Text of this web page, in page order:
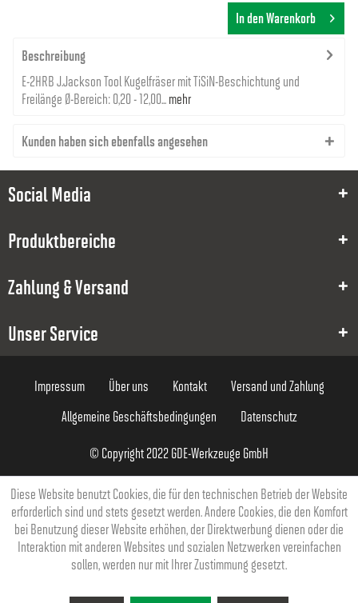
40
4
1.5
40
In den Warenkorb
Beschreibung
E-2HRB J.Jackson Tool Kugelfräser mit TiSiN-Beschichtung und
Freilänge Ø-Bereich: 0,20 - 12,00...mehr
Kunden haben sich ebenfalls angesehen
Social Media
Produktbereiche
Zahlung & Versand
Unser Service
Impressum Über uns Kontakt
Versand und Zahlung
Allgemeine Geschäftsbedingungen
Datenschutz
© Copyright 2022 GDE-Werkzeuge GmbH
Diese Website benutzt Cookies, die für den technischen Betrieb der Website
erforderlich sind und stets gesetzt werden. Andere Cookies, die den Komfort
bei Benutzung dieser Website erhöhen, der Direktwerbung dienen oder die
Interaktion mit anderen Websites und sozialen Netzwerken vereinfachen
sollen, werden nur mit Ihrer Zustimmung gesetzt.